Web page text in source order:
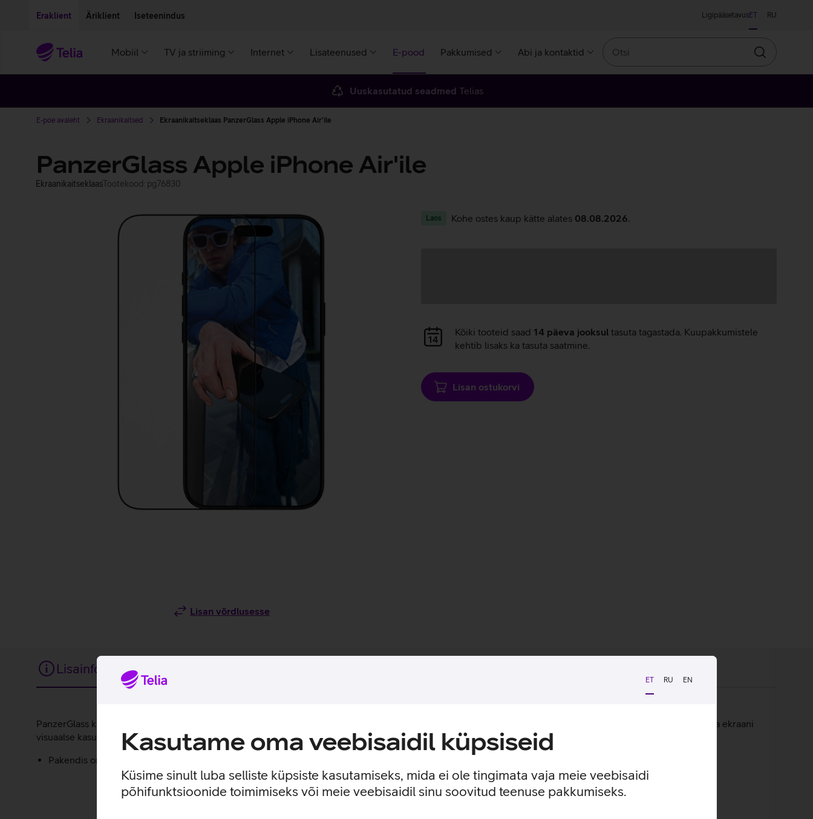
ET RU EN
Kasutame oma veebisaidil küpsiseid
Küsime sinult luba selliste küpsiste kasutamiseks, mida ei ole tingimata vaja meie veebisaidi
põhifunktsioonide toimimiseks või meie veebisaidil sinu soovitud teenuse pakkumiseks.
Eraklient Äriklient Iseteenindus LigipääsetavusET RU
Mobiil TV ja striiming Internet Lisateenused E-pood Pakkumised Abi ja kontaktid
Otsin
Uuskasutatud seadmed Telias
E-poe avaleht Ekraanikaitsed Ekraanikaitseklaas PanzerGlass Apple iPhone Air'ile
PanzerGlass Apple iPhone Air'ile
EkraanikaitseklaasTootekood: pg76830
Lisan võrdlusesse
Laos Kohe ostes kaup kätte alates 08.08.2026
Andmete
laadimine
Kõiki tooteid saad 14 päeva jooksul tasuta tagastada. Kuupakkumistele
kehtib lisaks ka tasuta saatmine.
Lisan ostukorvi
Lisainfo
Lisainfo
PanzerGlass kaitseklaas on loodud, et kaitsta telefoni ekraani kriimustuste ja põrutuste eest. Kaitseklaasi mitmekihiline disain tagab väga hea puutetundlikkuse ja ekraani
visuaalse kasutuskogemuse.
Pakendis on kaasas raam, mis teeb koduse kaitseklaasi paigalduse mugavamaks. Paigaldusraam on valmistatud 100% taaskasutatud plastikust.